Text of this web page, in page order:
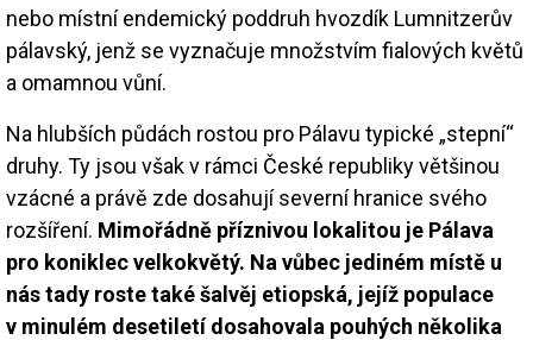
nebo místní endemický poddruh hvozdík Lumnitzerův
pálavský, jenž se vyznačuje množstvím fialových květů
a omamnou vůní.
Na hlubších půdách rostou pro Pálavu typické „stepní“
druhy. Ty jsou však v rámci České republiky většinou
vzácné a právě zde dosahují severní hranice svého
rozšíření. Mimořádně příznivou lokalitou je Pálava
pro koniklec velkokvětý. Na vůbec jediném místě u
nás tady roste také šalvěj etiopská, jejíž populace
v minulém desetiletí dosahovala pouhých několika